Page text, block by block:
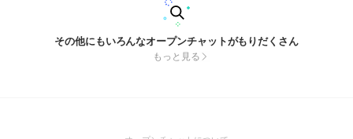
その他にもいろんなオープンチャットがもりだくさん
もっと見る